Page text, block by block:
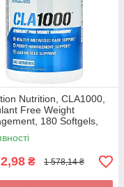
Nutrition, CLA1000,
Free Weight
180 Softgels,
₴ 1 578,14 ₴